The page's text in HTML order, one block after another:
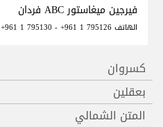
فيرجين ميغاستور ABC فردان
الهاتف+961 1 795130 - +961 1 795126
كسروان
بعقلين
المتن الشمالي